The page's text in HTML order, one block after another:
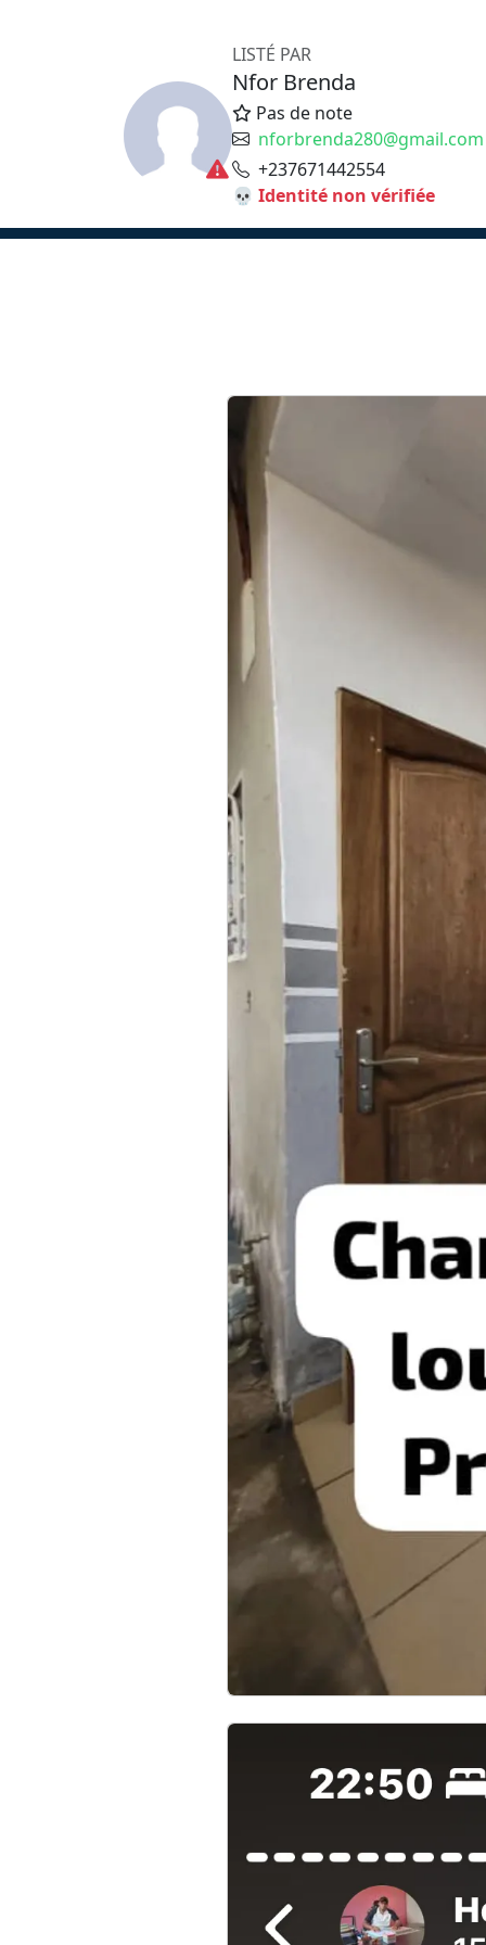
LISTÉ PAR
Nfor Brenda
Pas de note
nforbrenda280@gmail.com
+237671442554
💀 Identité non vérifiée